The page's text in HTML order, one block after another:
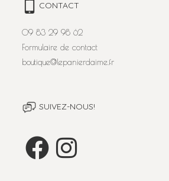
CONTACT
09 83 29 98 62
Formulaire de contact
boutique@lepanierdaime.fr
SUIVEZ-NOUS!